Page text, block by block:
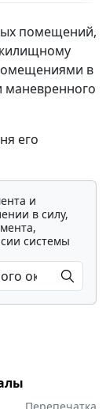
помещений,
в
его
и
в силу,
системы
Перепечатка